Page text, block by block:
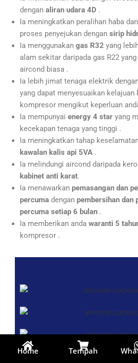
dengan aliran udara 4D .
Ia meningkatkan peralihan haba
proses penyejukan dengan sirip
Ia menggunakan gas R32 yang
alam sekitar daripada gas R22
aircond biasa .
Ia lebih jimat tenaga elektrik
yang dapat menyesuaikan kelajuan
kompresor mengikut keperluan
Ia mempunyai energy 4 star yang
kecekapan tenaga yang tinggi .
Ia meningkatkan tahap
kawalan kalis api 5VA .
Ia melindungi aircond daripada
kabinet anti karat.
Ia menawarkan pemasangan dan
percuma dengan pembersihan dan
percuma setiap 6 bulan .
Ia memberikan anda waranti 5
kompresor .
Home Tempah